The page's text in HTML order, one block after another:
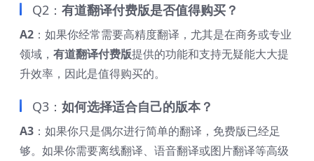
Q2： 有道翻译付费版是否值得购买？
A2 ：如果你经常需要高精度翻译，尤其是在商务或专业
领域， 有道翻译付费版提供的功能和支持无疑能大大提
升效率，因此是值得购买的。
Q3： 如何选择适合自己的版本？
A3 ：如果你只是偶尔进行简单的翻译，免费版已经足
够。如果你需要离线翻译、语音翻译或图片翻译等高级